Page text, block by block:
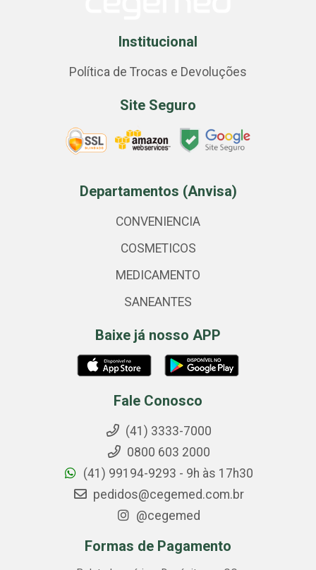
Institucional
Política de Trocas e Devoluções
Site Seguro
Departamentos (Anvisa)
CONVENIENCIA
COSMETICOS
MEDICAMENTO
SANEANTES
Baixe já nosso APP
Fale Conosco
(41) 3333-7000
0800 603 2000
(41) 99194-9293 - 9h às 17h30
pedidos@cegemed.com.br
@cegemed
Formas de Pagamento